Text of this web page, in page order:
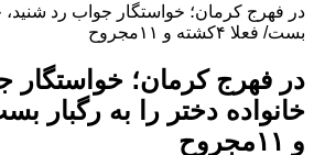
در فهرج کرمان؛ خواستگار جواب رد شنید،
بست/ فعلا ۴کشته و ۱۱مجروح
در فهرج کرمان؛ خواستگار
و ۱۱مجروح